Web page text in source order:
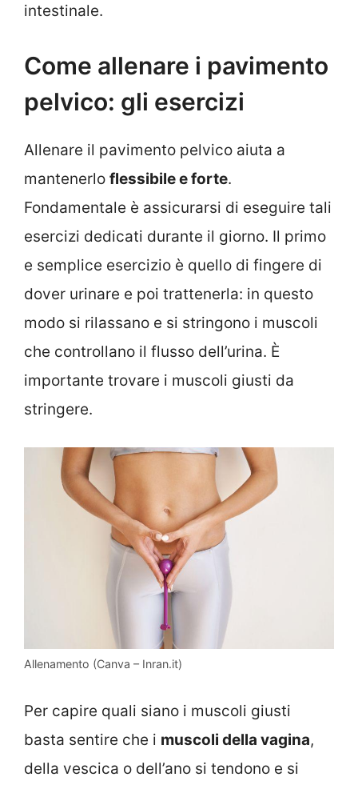
intestinale.
Come allenare i pavimento
pelvico: gli esercizi
Allenare il pavimento pelvico aiuta a
mantenerlo flessibile e forte.
Fondamentale è assicurarsi di eseguire tali
esercizi dedicati durante il giorno. Il primo
e semplice esercizio è quello di fingere di
dover urinare e poi trattenerla: in questo
modo si rilassano e si stringono i muscoli
che controllano il flusso dell’urina. È
importante trovare i muscoli giusti da
stringere.
Allenamento (Canva – Inran.it)
Per capire quali siano i muscoli giusti
basta sentire che i muscoli della vagina,
della vescica o dell’ano si tendono e si